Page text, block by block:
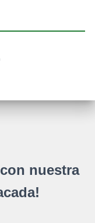
nuestra